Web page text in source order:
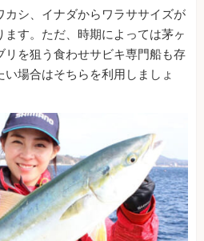
カシ、イナダからワラササイズが
す。ただ、時期によっては茅ヶ
を狙う食わせサビキ専門船も存
場合はそちらを利用しましょ